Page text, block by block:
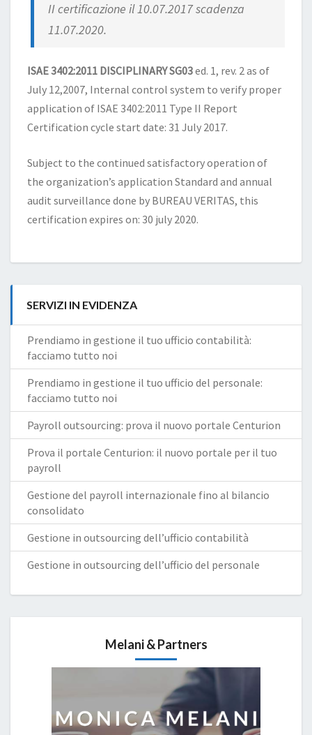
II certificazione il 10.07.2017 scadenza
11.07.2020.
ISAE 3402:2011 DISCIPLINARY SG03ed. 1, rev. 2 as of
July 12,2007, Internal control system to verify proper
application of ISAE 3402:2011 Type II Report
Certification cycle start date: 31 July 2017.
Subject to the continued satisfactory operation of
the organization’s application Standard and annual
audit surveillance done by BUREAU VERITAS, this
certification expires on: 30 july 2020.
SERVIZI IN EVIDENZA
Prendiamo in gestione il tuo ufficio contabilità:
facciamo tutto noi
Prendiamo in gestione il tuo ufficio del personale:
facciamo tutto noi
Payroll outsourcing: prova il nuovo portale Centurion
Prova il portale Centurion: il nuovo portale per il tuo
payroll
Gestione del payroll internazionale fino al bilancio
consolidato
Gestione in outsourcing dell’ufficio contabilità
Gestione in outsourcing dell’ufficio del personale
Melani & Partners